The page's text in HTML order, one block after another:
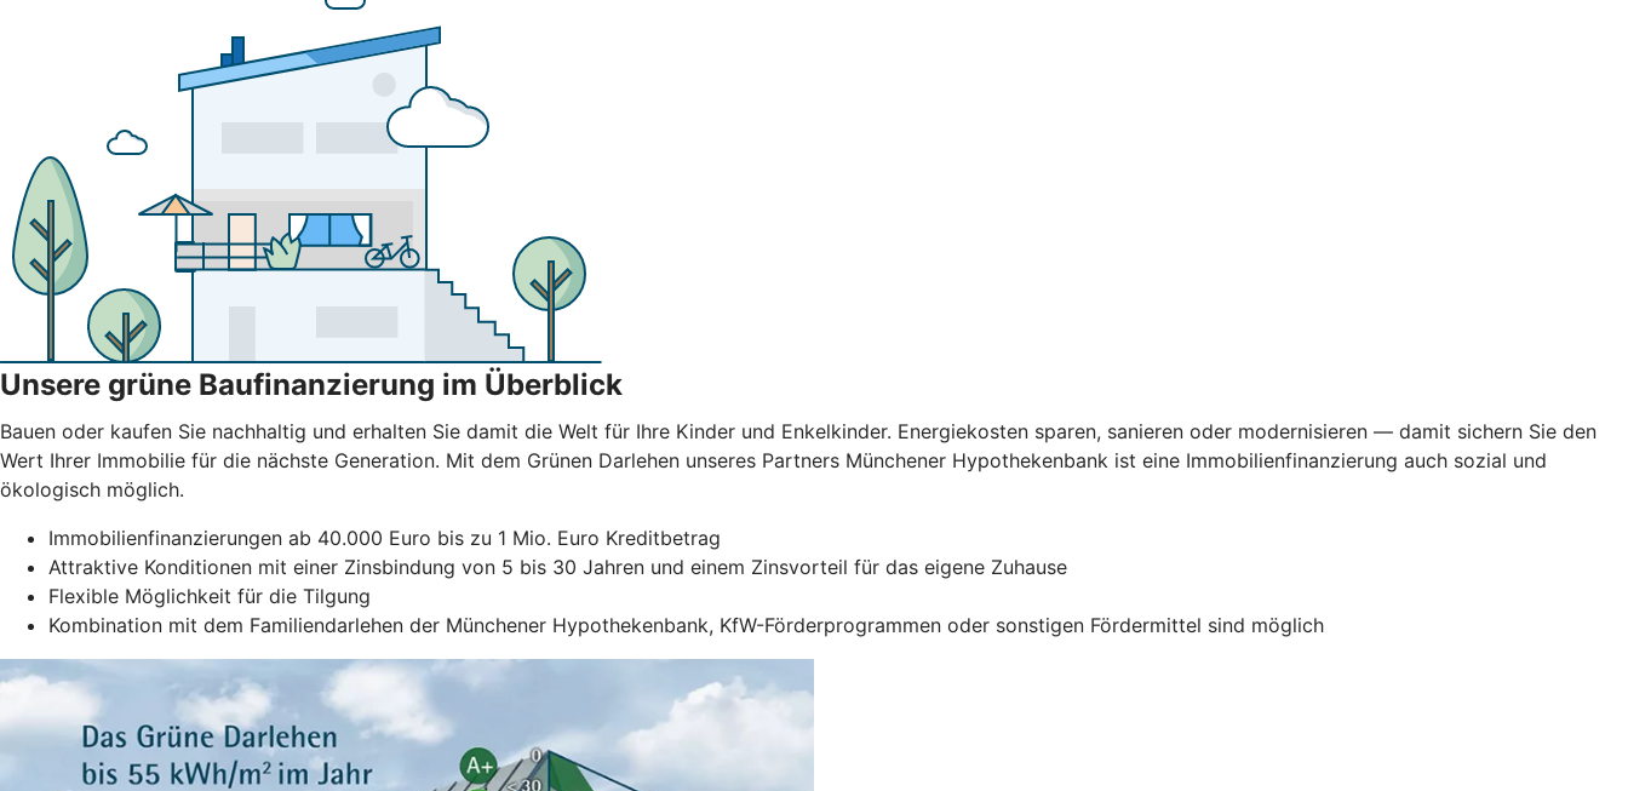
Unsere grüne Baufinanzierung im Überblick
Bauen oder kaufen Sie nachhaltig und erhalten Sie damit die Welt für Ihre Kinder und Enkelkinder. Energiekosten sparen, sanieren oder modernisieren — damit sichern Sie den
Wert Ihrer Immobilie für die nächste Generation. Mit dem Grünen Darlehen unseres Partners Münchener Hypothekenbank ist eine Immobilienfinanzierung auch sozial und
ökologisch möglich.
Immobilienfinanzierungen ab 40.000 Euro bis zu 1 Mio. Euro Kreditbetrag
Attraktive Konditionen mit einer Zinsbindung von 5 bis 30 Jahren und einem Zinsvorteil für das eigene Zuhause
Flexible Möglichkeit für die Tilgung
Kombination mit dem Familiendarlehen der Münchener Hypothekenbank, KfW-Förderprogrammen oder sonstigen Fördermittel sind möglich